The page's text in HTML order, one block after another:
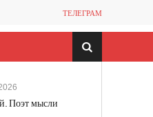
ТЕЛЕГРАМ
Поэт мысли